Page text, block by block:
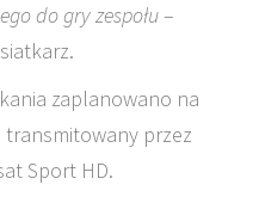
do gry zespołu–
zaplanowano na
transmitowany przez
Sport HD.